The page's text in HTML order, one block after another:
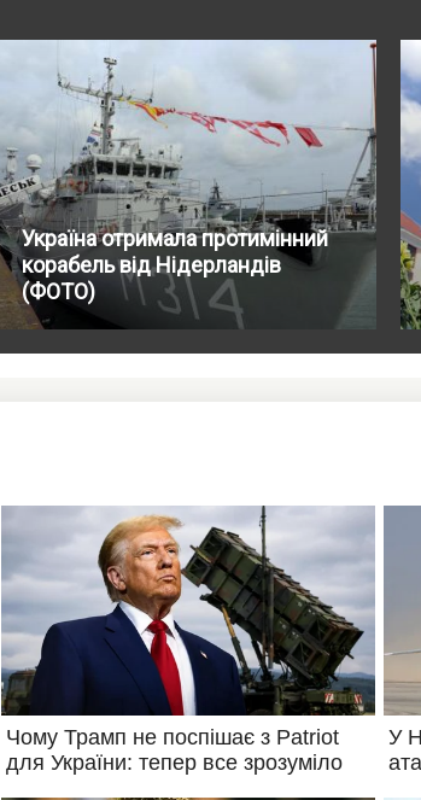
Україна отримала протимінний
корабель від Нідерландів
(ФОТО)